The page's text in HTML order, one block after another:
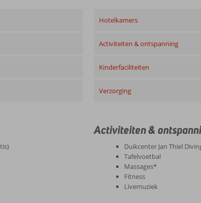
Hotelkamers
Activiteiten & ontspanning
Kinderfaciliteiten
Verzorging
Activiteiten &
Duikcenter Jan Thiel
Tafelvoetbal
Massages*
Fitness
Livemuziek